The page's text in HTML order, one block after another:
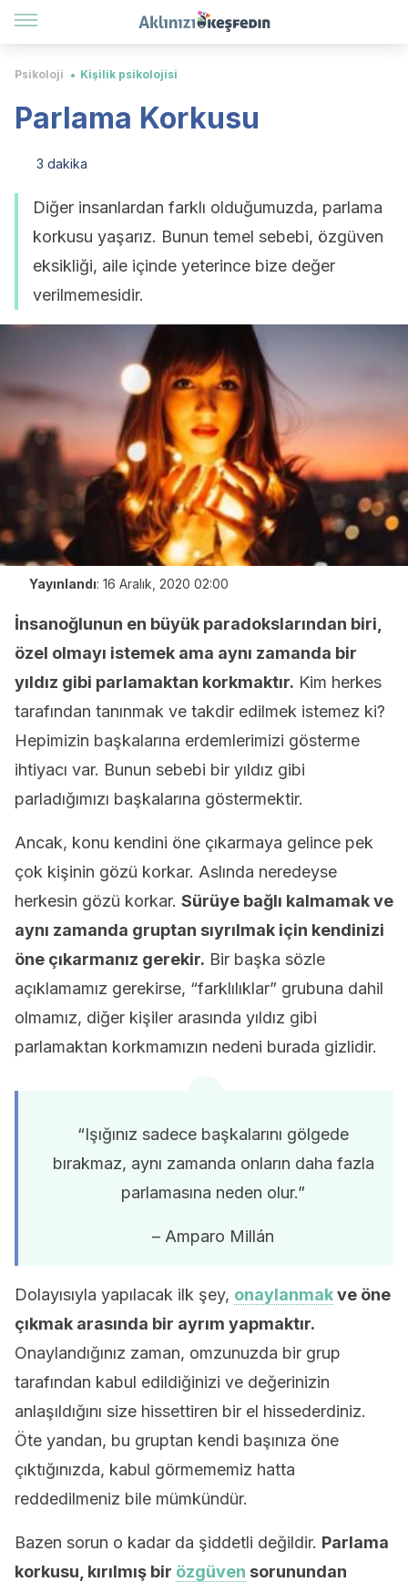
Psikoloji Kişilik psikolojisi
Parlama Korkusu
3 dakika
Diğer insanlardan farklı olduğumuzda, parlama
korkusu yaşarız. Bunun temel sebebi, özgüven
eksikliği, aile içinde yeterince bize değer
verilmemesidir.
Yayınlandı: 16 Aralık, 2020 02:00
İnsanoğlunun en büyük paradokslarından biri,
özel olmayı istemek ama aynı zamanda bir
yıldız gibi parlamaktan korkmaktır. Kim herkes
tarafından tanınmak ve takdir edilmek istemez ki?
Hepimizin başkalarına erdemlerimizi gösterme
ihtiyacı var. Bunun sebebi bir yıldız gibi
parladığımızı başkalarına göstermektir.
Ancak, konu kendini öne çıkarmaya gelince pek
çok kişinin gözü korkar. Aslında neredeyse
herkesin gözü korkar. Sürüye bağlı kalmamak ve
aynı zamanda gruptan sıyrılmak için kendinizi
öne çıkarmanız gerekir. Bir başka sözle
açıklamamız gerekirse, “farklılıklar” grubuna dahil
olmamız, diğer kişiler arasında yıldız gibi
parlamaktan korkmamızın nedeni burada gizlidir.
“Işığınız sadece başkalarını gölgede
bırakmaz, aynı zamanda onların daha fazla
parlamasına neden olur.”
– Amparo Millán
Dolayısıyla yapılacak ilk şey, onaylanmakve öne
çıkmak arasında bir ayrım yapmaktır.
Onaylandığınız zaman, omzunuzda bir grup
tarafından kabul edildiğinizi ve değerinizin
anlaşıldığını size hissettiren bir el hissederdiniz.
Öte yandan, bu gruptan kendi başınıza öne
çıktığınızda, kabul görmememiz hatta
reddedilmeniz bile mümkündür.
Bazen sorun o kadar da şiddetli değildir. Parlama
korkusu, kırılmış bir özgüven sorunundan